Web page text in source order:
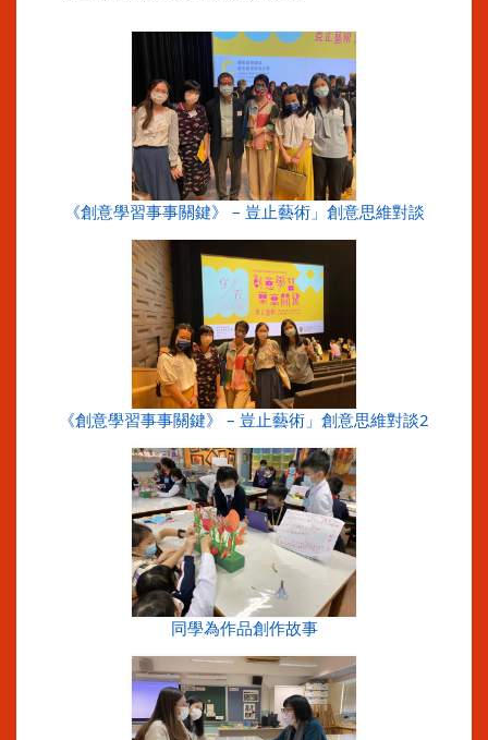
《創意學習事事關鍵》 – 豈止藝術」創意思維對談
《創意學習事事關鍵》 – 豈止藝術」創意思維對談2
同學為作品創作故事